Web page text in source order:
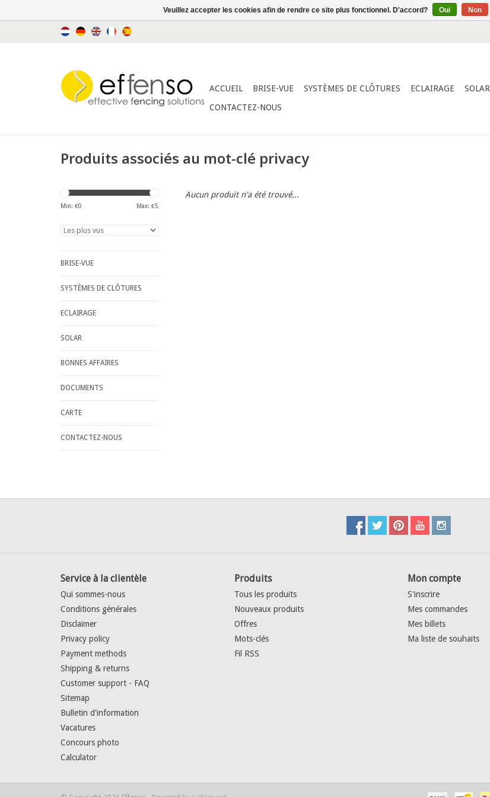
ACCUEIL BRISE-VUE SYSTÈMES DE CLÔTURES ECLAIRAGE SOLAR
CONTACTEZ-NOUS
Produits associés au mot-clé privacy
Min: €0 Max: €5
BRISE-VUE
SYSTÈMES DE CLÔTURES
ECLAIRAGE
SOLAR
BONNES AFFAIRES
DOCUMENTS
CARTE
CONTACTEZ-NOUS
Aucun produit n'a été trouvé...
Service à la clientèle
Qui sommes-nous
Conditions générales
Disclaimer
Privacy policy
Payment methods
Shipping & returns
Customer support - FAQ
Sitemap
Bulletin d'information
Vacatures
Concours photo
Calculator
Produits
Tous les produits
Nouveaux produits
Offres
Mots-clés
Fil RSS
Mon compte
S'inscrire
Mes commandes
Mes billets
Ma liste de souhaits
Veuillez accepter les cookies afin de rendre ce site plus fonctionnel. D'accord? Oui Non